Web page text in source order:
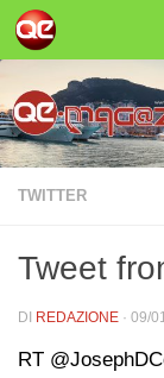
Salta al
TWITTER
Tweet
DI REDAZIONE · 09/
RT